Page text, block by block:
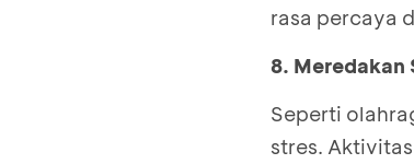
rasa percaya
8. Meredakan
Seperti
stres.